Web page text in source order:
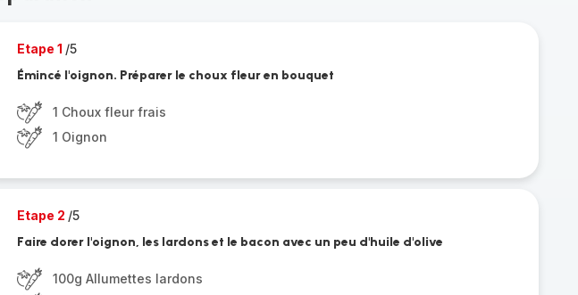
Etape 1 /5
Émincé l'oignon. Préparer le choux fleur en bouquet
1 Choux fleur frais
1 Oignon
Etape 2 /5
Faire dorer l'oignon, les lardons et le bacon avec un peu d'huile d'olive
100g Allumettes lardons